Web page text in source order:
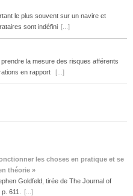
le plus souvent sur un navire et
sont indéfini [...]
la mesure des risques afférents
en rapport
[...]
les choses en pratique et se
théorie »
Goldfeld, tirée de The Journal of
611.
[...]